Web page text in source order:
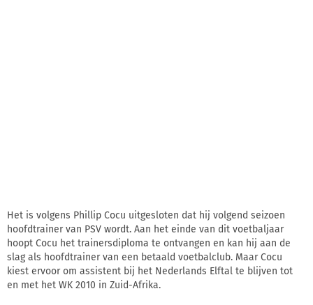
Het is volgens Phillip Cocu uitgesloten dat hij volgend seizoen
hoofdtrainer van PSV wordt. Aan het einde van dit voetbaljaar
hoopt Cocu het trainersdiploma te ontvangen en kan hij aan de
slag als hoofdtrainer van een betaald voetbalclub. Maar Cocu
kiest ervoor om assistent bij het Nederlands Elftal te blijven tot
en met het WK 2010 in Zuid-Afrika.